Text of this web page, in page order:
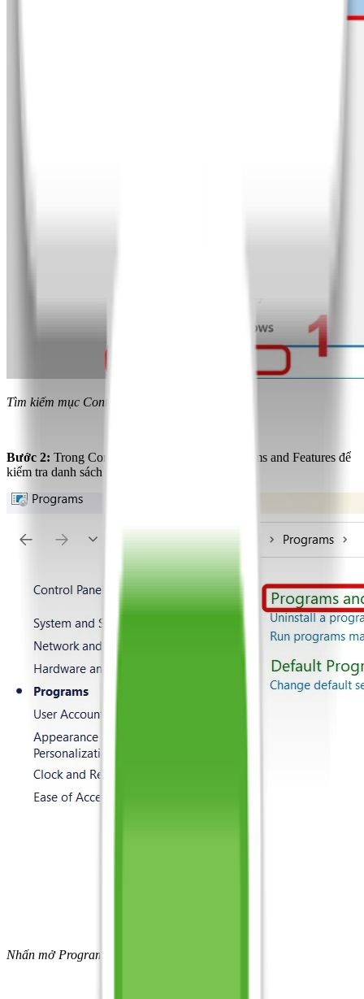
Tìm kiếm mục Control Panel
Bước 2: Trong Control Panel, chọn mục Programs and Features để
kiểm tra danh sách các phần mềm đã cài đặt.
Nhấn mở Programs and Features